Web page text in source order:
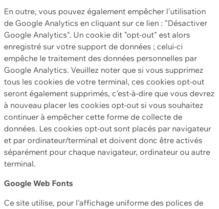
En outre, vous pouvez également empêcher l'utilisation
de Google Analytics en cliquant sur ce lien : "Désactiver
Google Analytics". Un cookie dit "opt-out" est alors
enregistré sur votre support de données ; celui-ci
empêche le traitement des données personnelles par
Google Analytics. Veuillez noter que si vous supprimez
tous les cookies de votre terminal, ces cookies opt-out
seront également supprimés, c'est-à-dire que vous devrez
à nouveau placer les cookies opt-out si vous souhaitez
continuer à empêcher cette forme de collecte de
données. Les cookies opt-out sont placés par navigateur
et par ordinateur/terminal et doivent donc être activés
séparément pour chaque navigateur, ordinateur ou autre
terminal.
Google Web Fonts
Ce site utilise, pour l'affichage uniforme des polices de